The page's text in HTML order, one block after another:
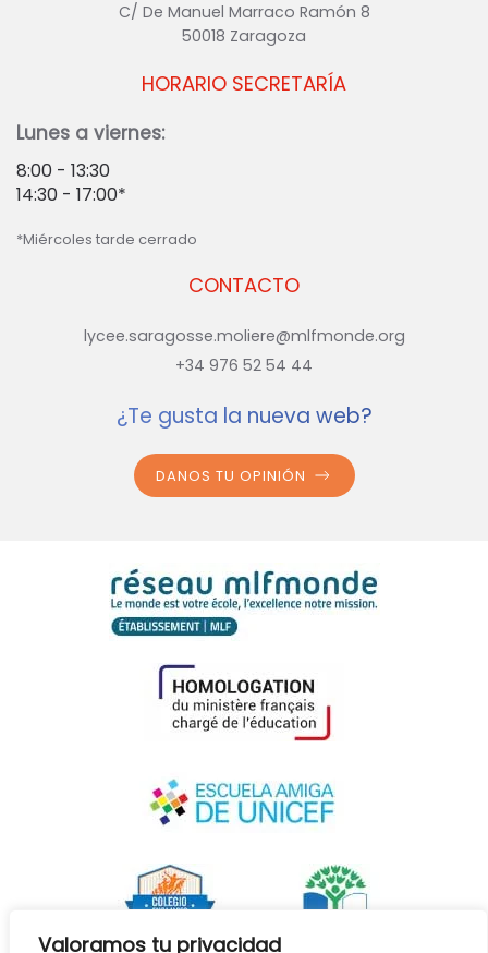
Valoramos tu privacidad
C/ De Manuel Marraco Ramón 8
50018 Zaragoza
CONTACTO
lycee.saragosse.moliere@mlfmonde.org
+34 976 52 54 44
HORARIO SECRETARÍA
Lunes a viernes:
8:00 - 13:30
14:30 - 17:00*
*Miércoles tarde cerrado
¿Te gusta la nueva web?
DANOS TU OPINIÓN